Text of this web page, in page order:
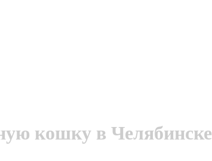
кошку в Челябинске